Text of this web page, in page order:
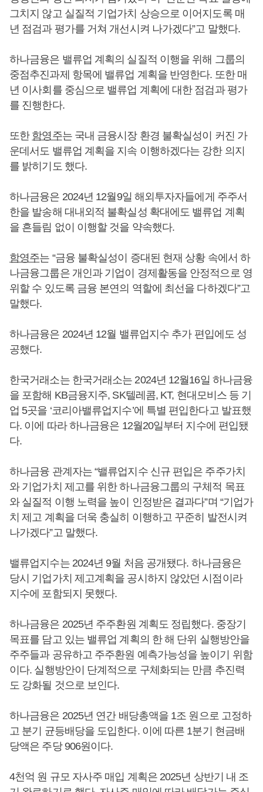
그치지 않고 실질적 기업가치 상승으로 이어지도록 매
년 점검과 평가를 거쳐 개선시켜 나가겠다”고 말했다.
하나금융은 밸류업 계획의 실질적 이행을 위해 그룹의
중점추진과제 항목에 밸류업 계획을 반영한다. 또한 매
년 이사회를 중심으로 밸류업 계획에 대한 점검과 평가
를 진행한다.
또한 함영주는 국내 금융시장 환경 불확실성이 커진 가
운데서도 밸류업 계획을 지속 이행하겠다는 강한 의지
를 밝히기도 했다.
하나금융은 2024년 12월9일 해외투자자들에게 주주서
한을 발송해 대내외적 불확실성 확대에도 밸류업 계획
을 흔들림 없이 이행할 것을 약속했다.
함영주는 “금융 불확실성이 증대된 현재 상황 속에서 하
나금융그룹은 개인과 기업이 경제활동을 안정적으로 영
위할 수 있도록 금융 본연의 역할에 최선을 다하겠다”고
말했다.
하나금융은 2024년 12월 밸류업지수 추가 편입에도 성
공했다.
한국거래소는 한국거래소는 2024년 12월16일 하나금융
을 포함해 KB금융지주, SK텔레콤, KT, 현대모비스 등 기
업 5곳을 ‘코리아밸류업지수’에 특별 편입한다고 발표했
다. 이에 따라 하나금융은 12월20일부터 지수에 편입됐
다.
하나금융 관계자는 “밸류업지수 신규 편입은 주주가치
와 기업가치 제고를 위한 하나금융그룹의 구체적 목표
와 실질적 이행 노력을 높이 인정받은 결과다”며 “기업가
치 제고 계획을 더욱 충실히 이행하고 꾸준히 발전시켜
나가겠다”고 말했다.
밸류업지수는 2024년 9월 처음 공개됐다. 하나금융은
당시 기업가치 제고계획을 공시하지 않았던 시점이라
지수에 포함되지 못했다.
하나금융은 2025년 주주환원 계획도 정립했다. 중장기
목표를 담고 있는 밸류업 계획의 한 해 단위 실행방안을
주주들과 공유하고 주주환원 예측가능성을 높이기 위함
이다. 실행방안이 단계적으로 구체화되는 만큼 추진력
도 강화될 것으로 보인다.
하나금융은 2025년 연간 배당총액을 1조 원으로 고정하
고 분기 균등배당을 도입한다. 이에 따른 1분기 현금배
당액은 주당 906원이다.
4천억 원 규모 자사주 매입 계획은 2025년 상반기 내 조